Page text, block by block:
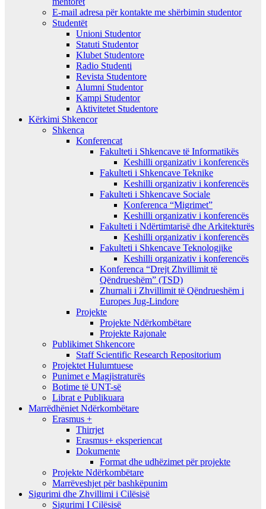
E-mail adresa për kontakte me shërbimin studentor
Studentët
Unioni Studentor
Statuti Studentor
Klubet Studentore
Radio Studenti
Revista Studentore
Alumni Studentor
Kampi Studentor
Aktivitetet Studentore
Kërkimi Shkencor
Shkenca
Konferencat
Fakulteti i Shkencave të Informatikës
Keshilli organizativ i konferencës
Fakulteti i Shkencave Teknike
Keshilli organizativ i konferencës
Fakulteti i Shkencave Sociale
Konferenca “Migrimet”
Keshilli organizativ i konferencës
Fakulteti i Ndërtimtarisë dhe Arkitekturës
Keshilli organizativ i konferencës
Fakulteti i Shkencave Teknologjike
Keshilli organizativ i konferencës
Konferenca “Drejt Zhvillimit të
Qëndrueshëm” (TSD)
Zhurnali i Zhvillimit të Qëndrueshëm i
Europes Jug-Lindore
Projekte
Projekte Ndërkombëtare
Projekte Rajonale
Publikimet Shkencore
Staff Scientific Research Repositorium
Projektet Hulumtuese
Punimet e Magjistraturës
Botime të UNT-së
Librat e Publikuara
Marrëdhëniet Ndërkombëtare
Erasmus +
Thirrjet
Erasmus+ eksperiencat
Dokumente
Format dhe udhëzimet për projekte
Projekte Ndërkombëtare
Marrëveshjet për bashkëpunim
Sigurimi dhe Zhvillimi i Cilësisë
Sigurimi I Cilësisë